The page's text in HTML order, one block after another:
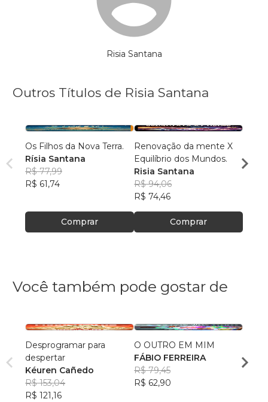
Risia Santana
Outros Títulos de Risia Santana
Os Filhos da Nova Terra.
Rísia Santana
R$ 77,99
R$ 61,74
Comprar
Renovação da mente X
Equilíbrio dos Mundos.
Risia Santana
R$ 94,06
R$ 74,46
Comprar
RISIA
Você também pode gostar de
Desprogramar para
despertar
Kéuren Cañedo
R$ 153,04
R$ 121,16
O OUTRO EM MIM
FÁBIO FERREIRA
R$ 79,45
R$ 62,90
R$